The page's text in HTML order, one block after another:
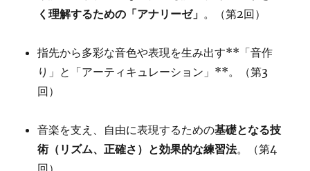
く理解するための「アナリーゼ」 。（第2回）
指先から多彩な音色や表現を生み出す**「音作
り」と「アーティキュレーション」**。（第3
回）
音楽を支え、自由に表現するための基礎となる技
術（リズム、正確さ）と効果的な練習法。（第4
回）